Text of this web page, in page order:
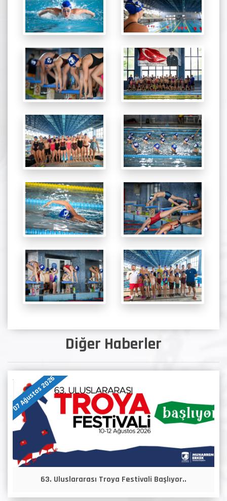
Diğer Haberler
07 Ağustos 2026
63. Uluslararası Troya Festivali Başlıyor..